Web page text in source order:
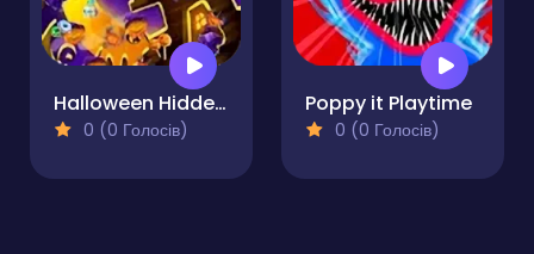
Halloween Hidden Object
0 (0 Голосів)
Poppy it Playtime
0 (0 Голосів)